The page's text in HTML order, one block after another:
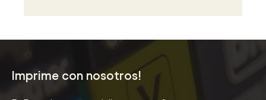
Imprime con nosotros!